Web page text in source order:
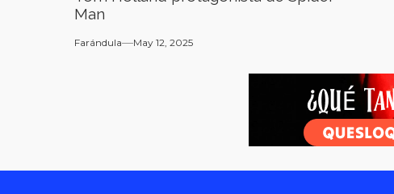
Man
Farándula May 12, 2025